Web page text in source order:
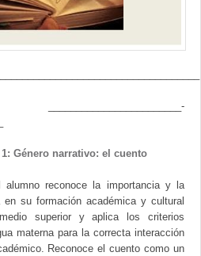
1: Género narrativo: el cuento
alumno reconoce la importancia y la
su formación académica y cultural
superior y aplica los criterios
materna para la correcta interacción
Reconoce el cuento como un